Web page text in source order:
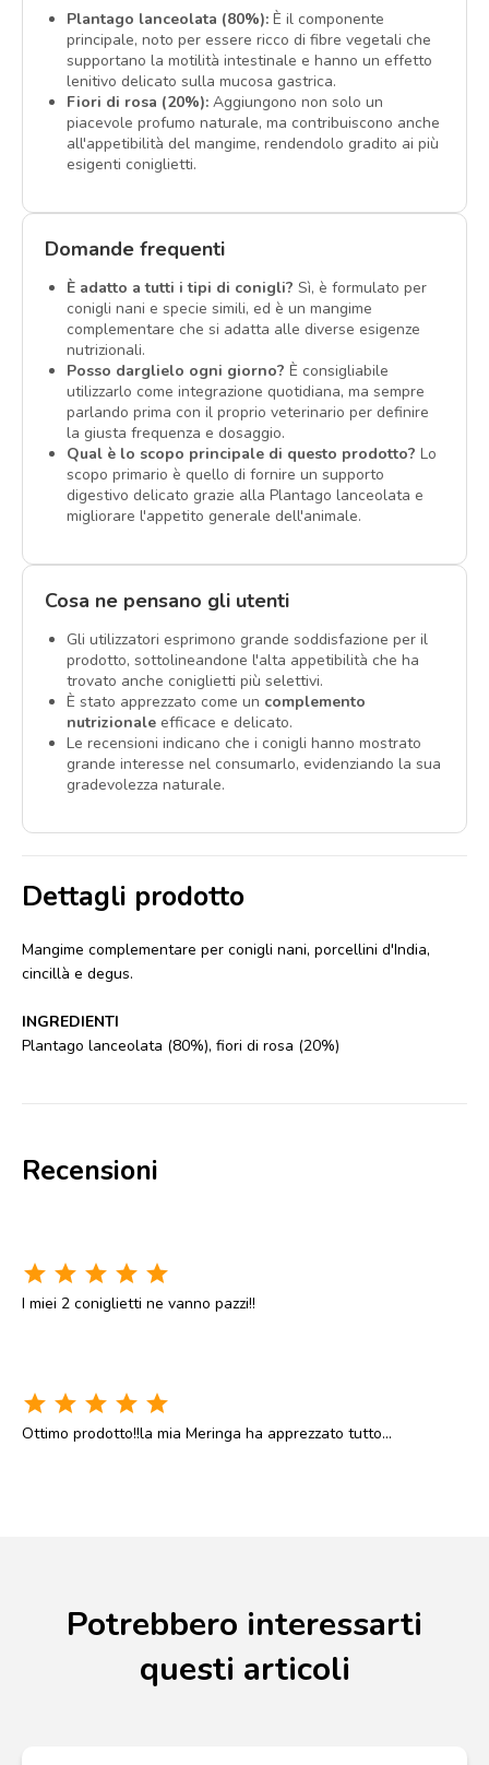
Plantago lanceolata (80%): È il componente
principale, noto per essere ricco di fibre vegetali che
supportano la motilità intestinale e hanno un effetto
lenitivo delicato sulla mucosa gastrica.
Fiori di rosa (20%): Aggiungono non solo un
piacevole profumo naturale, ma contribuiscono anche
all'appetibilità del mangime, rendendolo gradito ai più
esigenti coniglietti.
Domande frequenti
È adatto a tutti i tipi di conigli? Sì, è formulato per
conigli nani e specie simili, ed è un mangime
complementare che si adatta alle diverse esigenze
nutrizionali.
Posso darglielo ogni giorno? È consigliabile
utilizzarlo come integrazione quotidiana, ma sempre
parlando prima con il proprio veterinario per definire
la giusta frequenza e dosaggio.
Qual è lo scopo principale di questo prodotto? Lo
scopo primario è quello di fornire un supporto
digestivo delicato grazie alla Plantago lanceolata e
migliorare l'appetito generale dell'animale.
Cosa ne pensano gli utenti
Gli utilizzatori esprimono grande soddisfazione per il
prodotto, sottolineandone l'alta appetibilità che ha
trovato anche coniglietti più selettivi.
È stato apprezzato come un complemento
nutrizionale efficace e delicato.
Le recensioni indicano che i conigli hanno mostrato
grande interesse nel consumarlo, evidenziando la sua
gradevolezza naturale.
Dettagli prodotto
Mangime complementare per conigli nani, porcellini d'India,
cincillà e degus.
INGREDIENTI
Plantago lanceolata (80%), fiori di rosa (20%)
Recensioni
star star star star star
I miei 2 coniglietti ne vanno pazzi!!
star star star star star
Ottimo prodotto!!la mia Meringa ha apprezzato tutto...
Potrebbero interessarti
questi articoli